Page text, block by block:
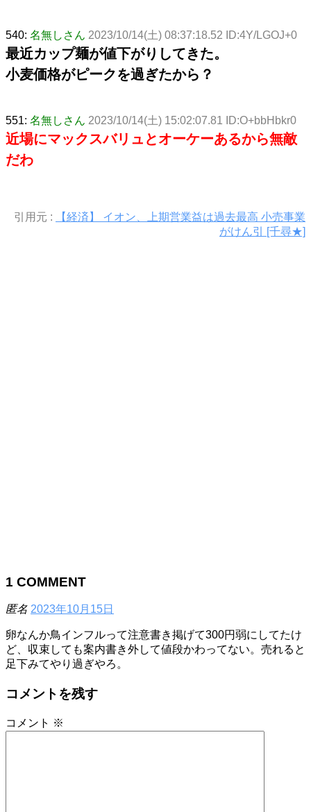
540: 名無しさん 2023/10/14(土) 08:37:18.52 ID:4Y/LGOJ+0
最近カップ麺が値下がりしてきた。
小麦価格がピークを過ぎたから？
551: 名無しさん 2023/10/14(土) 15:02:07.81 ID:O+bbHbkr0
近場にマックスバリュとオーケーあるから無敵
だわ
引用元 :
【経済】 イオン、上期営業益は過去最高 小売事業
がけん引 [千尋★]
1 COMMENT
匿名 2023年10月15日
卵なんか鳥インフルって注意書き掲げて300円弱にしてたけ
ど、収束しても案内書き外して値段かわってない。売れると
足下みてやり過ぎやろ。
コメントを残す
コメント ※